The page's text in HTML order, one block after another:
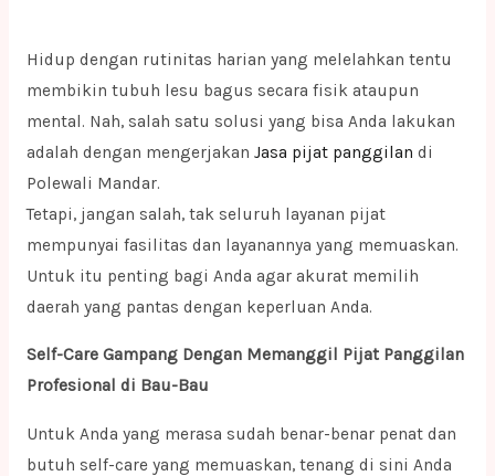
Hidup dengan rutinitas harian yang melelahkan tentu
membikin tubuh lesu bagus secara fisik ataupun
mental. Nah, salah satu solusi yang bisa Anda lakukan
adalah dengan mengerjakan Jasa pijat panggilan di
Polewali Mandar.
Tetapi, jangan salah, tak seluruh layanan pijat
mempunyai fasilitas dan layanannya yang memuaskan.
Untuk itu penting bagi Anda agar akurat memilih
daerah yang pantas dengan keperluan Anda.
Self-Care Gampang Dengan Memanggil Pijat Panggilan
Profesional di Bau-Bau
Untuk Anda yang merasa sudah benar-benar penat dan
butuh self-care yang memuaskan, tenang di sini Anda